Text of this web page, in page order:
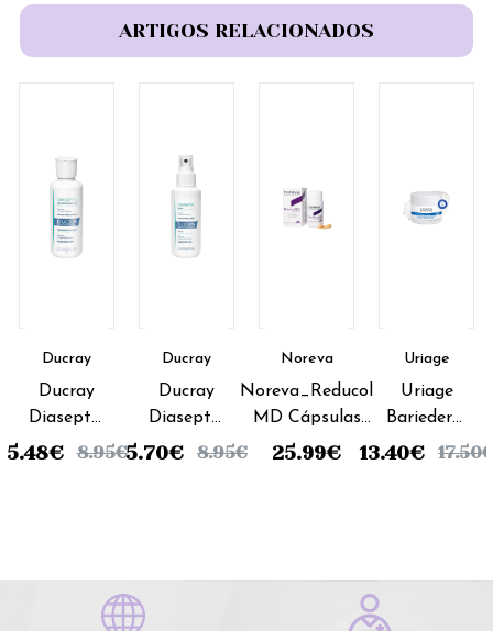
ARTIGOS RELACIONADOS
Ducray
Ducray
Diaseptyl
Solução -
5.48€ 8.95€
Ducray
Ducray
Diaseptyl
Spray -
5.70€ 8.95€
Noreva
Noreva_Reducol
MD Cápsulas
Gel Monodoses
25.99€
Uriage
Uriage
Bariederm
Unguento
13.40€ 17.50€